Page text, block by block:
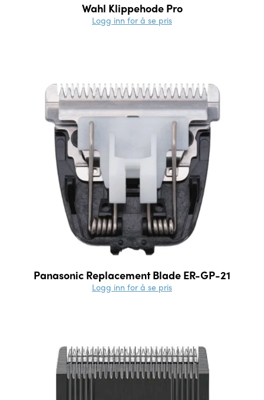
Wahl Klippehode Pro
Logg inn for å se pris
Panasonic Replacement Blade ER-GP-21
Logg inn for å se pris